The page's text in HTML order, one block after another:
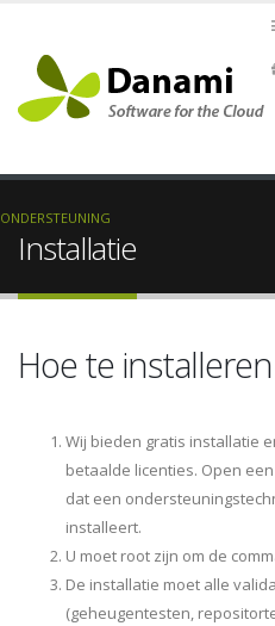
ONDERSTEUNING
Installatie
Hoe te
Wij bieden gratis installatie
betaalde licenties. Open
dat een
installeert.
U moet root zijn om de
De installatie moet alle
(geheugentesten,